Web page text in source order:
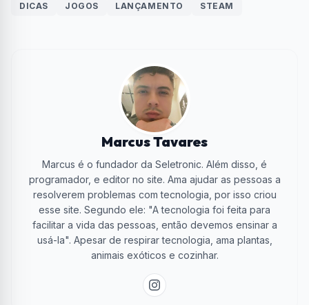
DICAS JOGOS LANÇAMENTO STEAM
Marcus Tavares
Marcus é o fundador da Seletronic. Além disso, é
programador, e editor no site. Ama ajudar as pessoas a
resolverem problemas com tecnologia, por isso criou
esse site. Segundo ele: "A tecnologia foi feita para
facilitar a vida das pessoas, então devemos ensinar a
usá-la". Apesar de respirar tecnologia, ama plantas,
animais exóticos e cozinhar.